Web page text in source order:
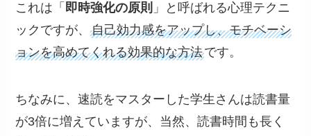
これは「 即時強化の原則 」と呼ばれる心理テクニ
ックですが、自己効力感をアップし、モチベーシ
ョンを高めてくれる効果的な方法です。
ちなみに、速読をマスターした学生さんは読書量
が3倍に増えていますが、当然、読書時間も長く